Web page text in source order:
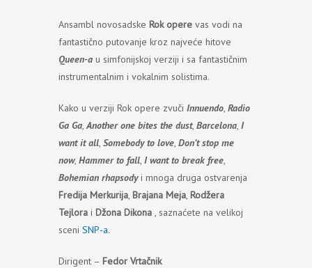
Ansambl novosadske Rok opere vas vodi na
fantastično putovanje kroz najveće hitove
Queen-a u simfonijskoj verziji i sa fantastičnim
instrumentalnim i vokalnim solistima.
Kako u verziji Rok opere zvuči Innuendo, Radio
Ga Ga,Another one bites the dust, Barcelona, I
want it all, Somebody to love, Don’t stop me
now, Hammer to fall, I want to break free,
Bohemian rhapsodyi mnoga druga ostvarenja
Fredija Merkurija, Brajana Meja, Rodžera
Tejlora i Džona Dikona , saznaćete na velikoj
sceni SNP-a.
Dirigent – Fedor Vrtačnik